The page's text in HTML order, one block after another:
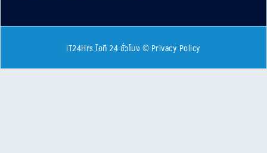
iT24Hrs ไอที 24 ชั่วโมง © Privacy Policy